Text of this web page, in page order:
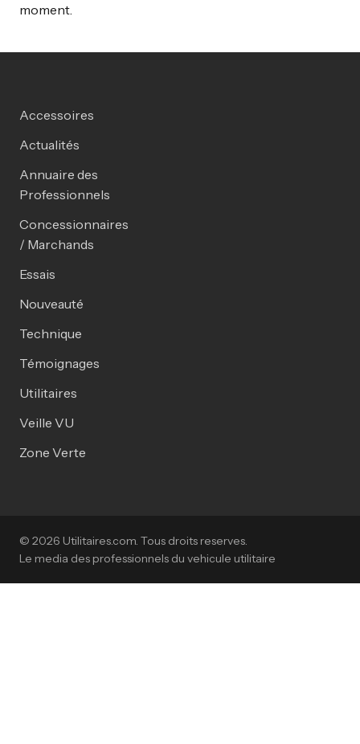
moment.
Accessoires
Actualités
Annuaire des
Professionnels
Concessionnaires
/ Marchands
Essais
Nouveauté
Technique
Témoignages
Utilitaires
Veille VU
Zone Verte
© 2026 Utilitaires.com. Tous droits reserves.
Le media des professionnels du vehicule utilitaire